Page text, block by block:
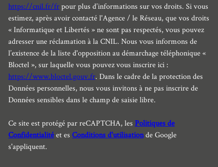
https://cnil.fr/frpour plus d’informations sur vos droits. Si vous
estimez, après avoir contacté l'Agence / le Réseau, que vos droits
« Informatique et Libertés » ne sont pas respectés, vous pouvez
adresser une réclamation à la CNIL. Nous vous informons de
l’existence de la liste d'opposition au démarchage téléphonique «
Bloctel », sur laquelle vous pouvez vous inscrire ici :
https://www.bloctel.gouv.fr. Dans le cadre de la protection des
Données personnelles, nous vous invitons à ne pas inscrire de
Données sensibles dans le champ de saisie libre.
Ce site est protégé par reCAPTCHA, les Politiques de
Confidentialitéet es Conditions d'utilisationde Google
s'appliquent.